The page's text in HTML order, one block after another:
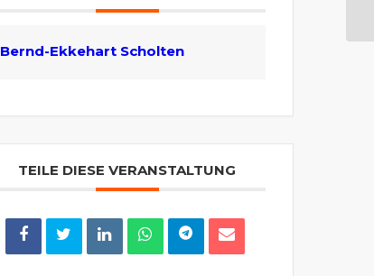
Bernd-Ekkehart Scholten
TEILE DIESE VERANSTALTUNG